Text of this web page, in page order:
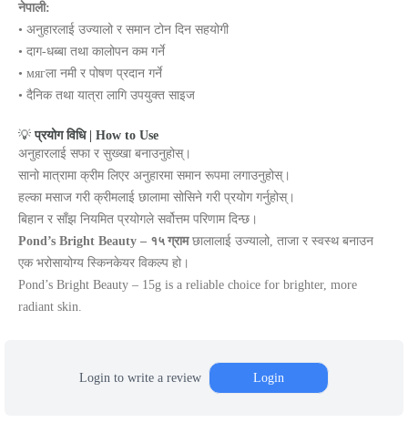
नेपाली:
• अनुहारलाई उज्यालो र समान टोन दिन सहयोगी
• दाग‑धब्बा तथा कालोपन कम गर्ने
• мягला नमी र पोषण प्रदान गर्ने
• दैनिक तथा यात्रा लागि उपयुक्त साइज
💡प्रयोग विधि | How to Use
अनुहारलाई सफा र सुख्खा बनाउनुहोस्।
सानो मात्रामा क्रीम लिएर अनुहारमा समान रूपमा लगाउनुहोस्।
हल्का मसाज गरी क्रीमलाई छालामा सोसिने गरी प्रयोग गर्नुहोस्।
बिहान र साँझ नियमित प्रयोगले सर्वोत्तम परिणाम दिन्छ।
Pond’s Bright Beauty – १५ ग्रामछालालाई उज्यालो, ताजा र स्वस्थ बनाउन
एक भरोसायोग्य स्किनकेयर विकल्प हो।
Pond’s Bright Beauty – 15g is a reliable choice for brighter, more
radiant skin.
Login to write a review Login